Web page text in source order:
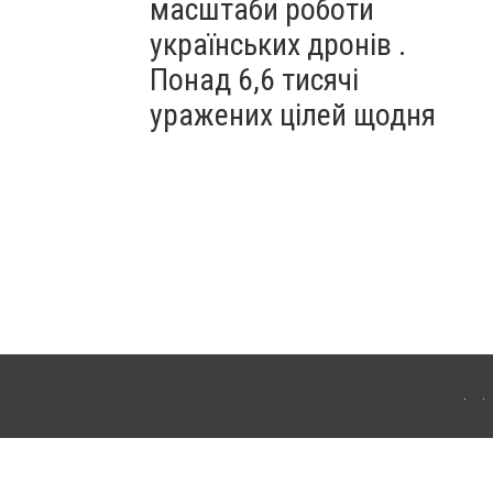
масштаби роботи
українських дронів .
Понад 6,6 тисячі
уражених цілей щодня